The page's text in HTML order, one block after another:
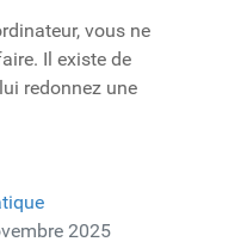
vous ne
Il existe de
redonnez une
2025